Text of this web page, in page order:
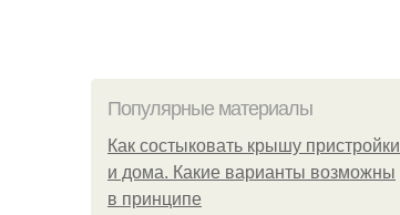
Популярные материалы
Как состыковать крышу пристройки
и дома. Какие варианты возможны
в принципе